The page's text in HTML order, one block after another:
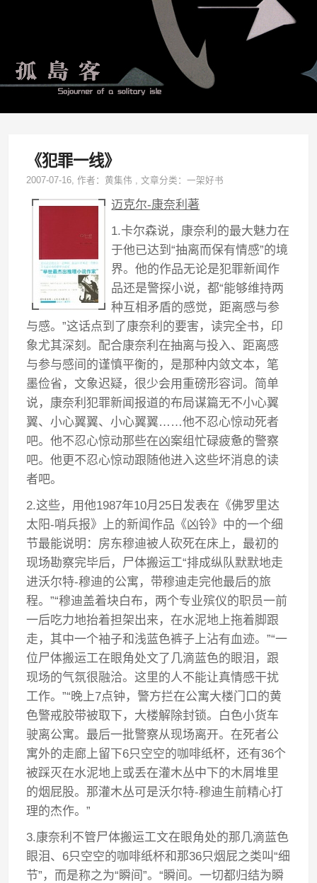
《犯罪一线》
2007-07-16, 作者：黄集伟 ,文章分类：一架好书
迈克尔-康奈利著
1.卡尔森说，康奈利的最大魅力在
于他已达到“抽离而保有情感”的境
界。他的作品无论是犯罪新闻作
品还是警探小说，都“能够维持两
种互相矛盾的感觉，距离感与参
与感。”这话点到了康奈利的要害，读完全书，印
象尤其深刻。配合康奈利在抽离与投入、距离感
与参与感间的谨慎平衡的，是那种内敛文本，笔
墨俭省，文象迟疑，很少会用重磅形容词。简单
说，康奈利犯罪新闻报道的布局谋篇无不小心翼
翼、小心翼翼、小心翼翼……他不忍心惊动死者
吧。他不忍心惊动那些在凶案组忙碌疲惫的警察
吧。他更不忍心惊动跟随他进入这些坏消息的读
者吧。
2.这些，用他1987年10月25日发表在《佛罗里达
太阳-哨兵报》上的新闻作品《凶铃》中的一个细
节最能说明：房东穆迪被人砍死在床上，最初的
现场勘察完毕后，尸体搬运工“排成纵队默默地走
进沃尔特-穆迪的公寓，带穆迪走完他最后的旅
程。”“穆迪盖着块白布，两个专业殡仪的职员一前
一后吃力地抬着担架出来，在水泥地上拖着脚跟
走，其中一个袖子和浅蓝色裤子上沾有血迹。”“一
位尸体搬运工在眼角处文了几滴蓝色的眼泪，跟
现场的气氛很融洽。这里的人不能让真情感干扰
工作。”“晚上7点钟，警方拦在公寓大楼门口的黄
色警戒胶带被取下，大楼解除封锁。白色小货车
驶离公寓。最后一批警察从现场离开。在死者公
寓外的走廊上留下6只空空的咖啡纸杯，还有36个
被踩灭在水泥地上或丢在灌木丛中下的木屑堆里
的烟屁股。那灌木丛可是沃尔特-穆迪生前精心打
理的杰作。”
3.康奈利不管尸体搬运工文在眼角处的那几滴蓝色
眼泪、6只空空的咖啡纸杯和那36只烟屁之类叫“细
节”，而是称之为“瞬间”。“瞬间。一切都归结为瞬